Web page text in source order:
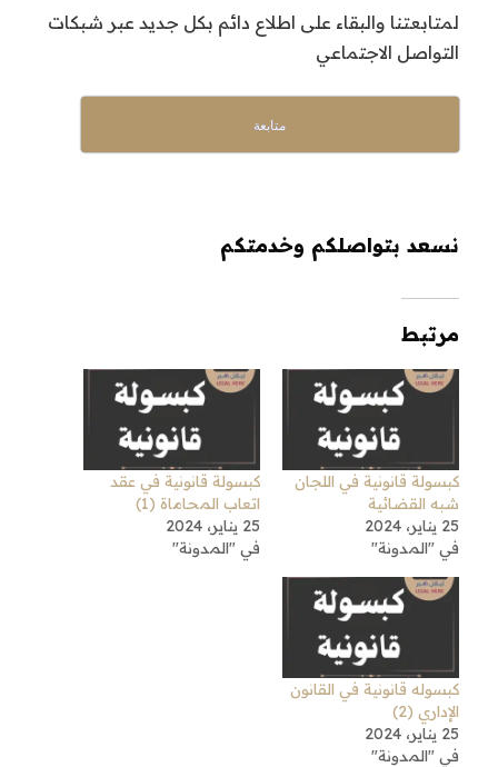
لمتابعتنا والبقاء على اطلاع دائم بكل جديد عبر شبكات
التواصل الاجتماعي
متابعة
نسعد بتواصلكم وخدمتكم
مرتبط
كبسولة قانونية في اللجان
شبه القضائية
25 يناير، 2024
في "المدونة"
كبسولة قانونية في عقد
اتعاب المحاماة (1)
25 يناير، 2024
في "المدونة"
كبسوله قانونية في القانون
الإداري (2)
25 يناير، 2024
في "المدونة"